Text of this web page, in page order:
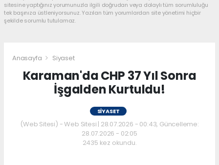
sitesine yaptığınız yorumunuzla ilgili doğrudan veya dolaylı tüm sorumluluğu
tek başınıza üstleniyorsunuz. Yazılan tüm yorumlardan site yönetimi hiçbir
şekilde sorumlu tutulamaz.
Anasayfa Siyaset
Karaman'da CHP 37 Yıl Sonra
İşgalden Kurtuldu!
SIYASET
(Web Sitesi) - Web Sitesi | 28.07.2026 - 00:43, Güncelleme:
28.07.2026 - 02:05
2435 kez okundu.